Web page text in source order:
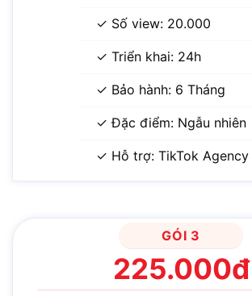
✓ Số view: 20.000
✓ Triển khai: 24h
✓ Bảo hành: 6 Tháng
✓ Đặc điểm: Ngẫu nhiên
✓ Hỗ trợ: TikTok Agency
GÓI 3
225.000đ